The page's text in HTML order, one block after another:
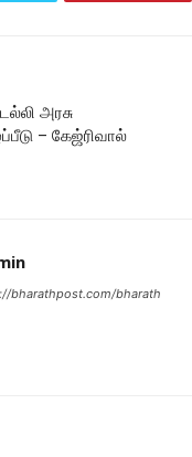
அரசு
– கேஜ்ரிவால்
bharathpost.com/bharath